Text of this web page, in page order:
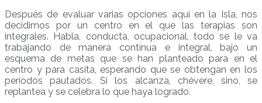
Después de evaluar varias opciones aquí en la Isla, nos
decidimos por un centro en el que las terapias son
integrales. Habla, conducta, ocupacional, todo se le va
trabajando de manera contínua e integral, bajo un
esquema de metas que se han planteado para en el
centro y para casita, esperando que se obtengan en los
períodos pautados. Si los alcanza, chévere, sino, se
replantea y se celebra lo que haya logrado.